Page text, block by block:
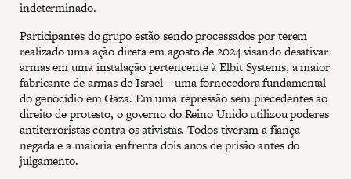
indeterminado.
Participantes do grupo estão sendo processados por terem
realizado uma ação direta em agosto de 2024 visando desativar
armas em uma instalação pertencente à Elbit Systems, a maior
fabricante de armas de Israel—uma fornecedora fundamental
do genocídio em Gaza. Em uma repressão sem precedentes ao
direito de protesto, o governo do Reino Unido utilizou poderes
antiterroristas contra os ativistas. Todos tiveram a fiança
negada e a maioria enfrenta dois anos de prisão antes do
julgamento.